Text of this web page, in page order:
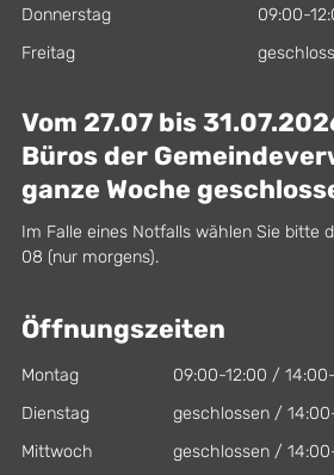
Donnerstag
09:00-
Freitag
Vom 27.07 bis
Büros der
ganze Woche
Im Falle eines Notfalls wählen Sie bitte
08 (nur morgens).
Öffnungszeiten
Montag
09:00-12:00 /
Dienstag
geschlossen /
Mittwoch
geschlossen /